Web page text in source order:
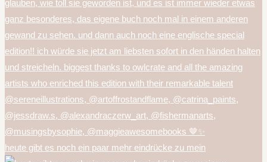
heute gibt es noch ein paar mehr eindrücke zu mein